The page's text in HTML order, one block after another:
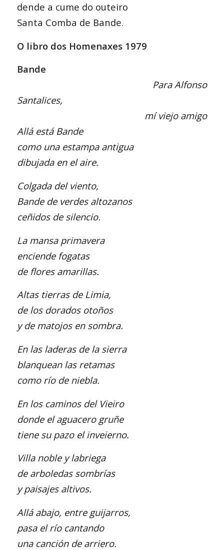
dende a cume do outeiro
Santa Comba de Bande.
O libro dos Homenaxes 1979
Bande
Para Alfonso
Santalices,
mí viejo amigo
Allá está Bande
como una estampa antigua
dibujada en el aire.
Colgada del viento,
Bande de verdes altozanos
ceñidos de silencio.
La mansa primavera
enciende fogatas
de flores amarillas.
Altas tierras de Limia,
de los dorados otoños
y de matojos en sombra.
En las laderas de la sierra
blanquean las retamas
como río de niebla.
En los caminos del Vieiro
donde el aguacero gruñe
tiene su pazo el inveierno.
Villa noble y labriega
de arboledas sombrías
y paisajes altivos.
Allá abajo, entre guijarros,
pasa el río cantando
una canción de arriero.